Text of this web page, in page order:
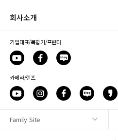
회사소개
기업대표/복합기/프린터
카메라/렌즈
Family Site